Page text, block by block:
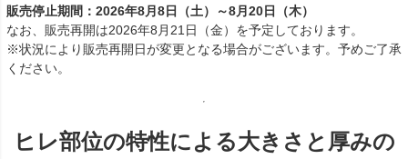
販売停止期間：2026年8月8日（土）～8月20日（木）
なお、販売再開は2026年8月21日（金）を予定しております。
※状況により販売再開日が変更となる場合がございます。予めご了承
ください。
ヒレ部位の特性による大きさと厚みの